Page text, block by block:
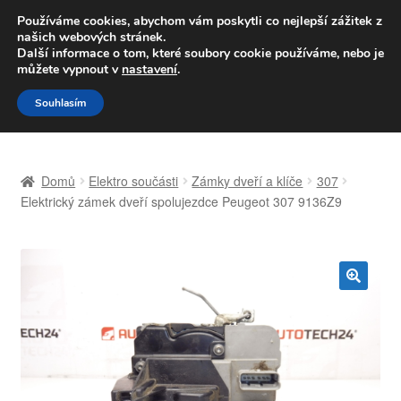
DOPRAVA od 139,-Kč
Volejte po-pá 9-16 704 494 494
Přeskočit
na
navigaci
Přejít
k
obsahu
Celosvětová doprava
Košík
Můj účet
Domů Elektro součásti Zámky dveří a klíče
307
Elektrický zámek dveří spolujezdce Peugeot 307 9136Z9
Používáme cookies, abychom vám poskytli co nejlepší zážitek z
našich webových stránek.
Další informace o tom, které soubory cookie používáme, nebo je
můžete vypnout v nastavení.
Souhlasím